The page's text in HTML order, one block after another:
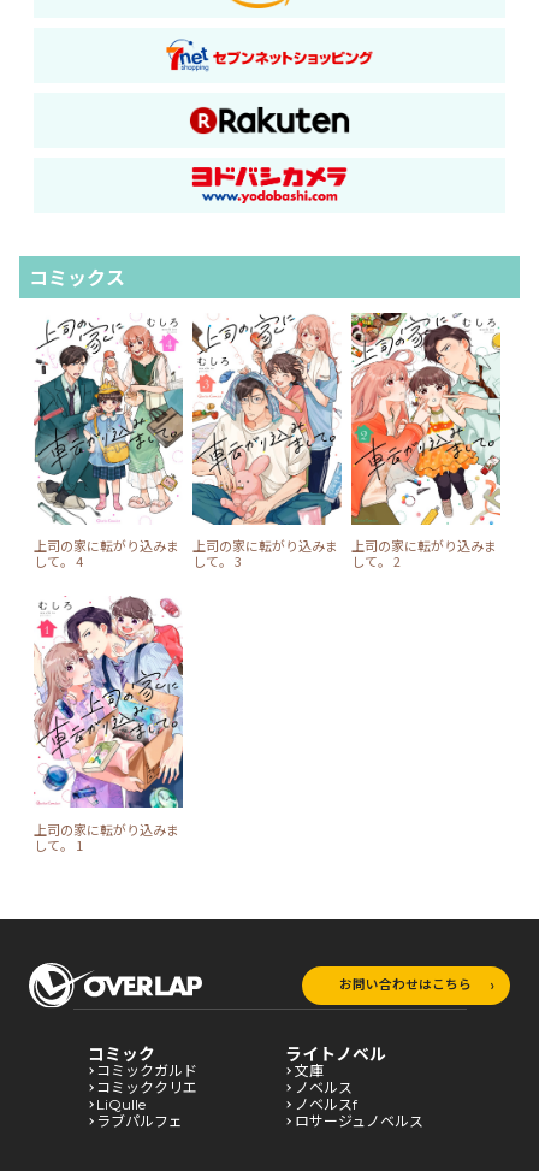
コミックス
上司の家に転がり込みま
して。 4
上司の家に転がり込みま
して。 3
上司の家に転がり込みま
して。 2
上司の家に転がり込みま
して。 1
お問い合わせはこちら
コミック
コミックガルド
コミッククリエ
LiQulle
ラブパルフェ
ライトノベル
文庫
ノベルス
ノベルスf
ロサージュノベルス